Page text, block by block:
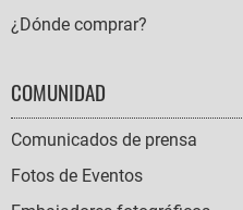
¿Dónde comprar?
COMUNIDAD
Comunicados de prensa
Fotos de Eventos